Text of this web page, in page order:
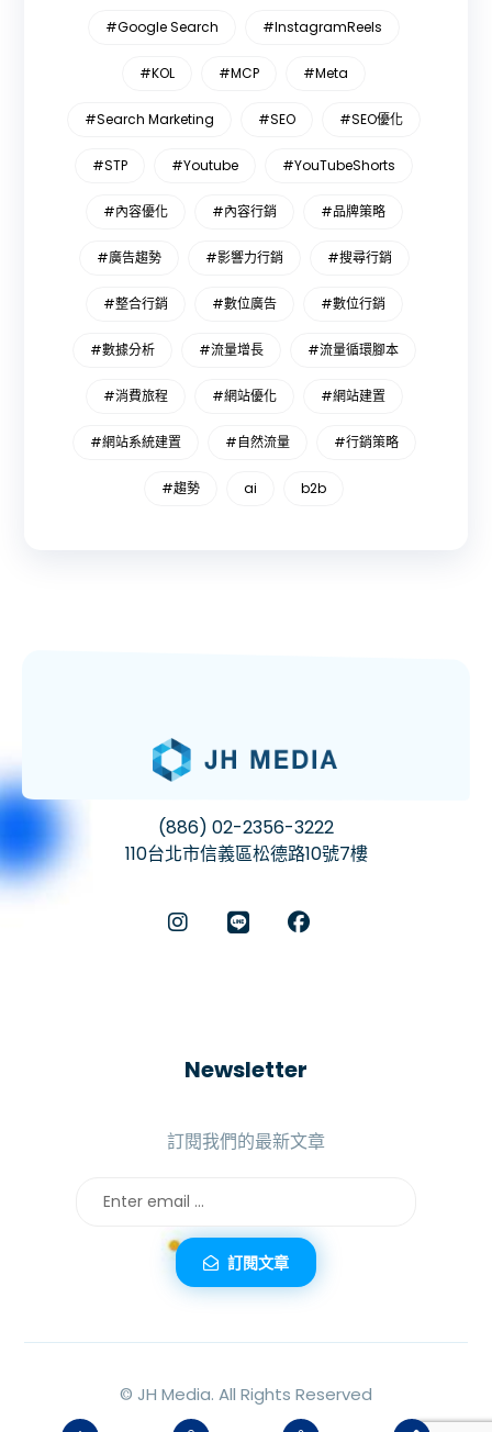
#Google Search #InstagramReels
#KOL #MCP #Meta
#Search Marketing #SEO #SEO優化
#STP #Youtube #YouTubeShorts
#內容優化 #內容行銷 #品牌策略
#廣告趨勢 #影響力行銷 #搜尋行銷
#整合行銷 #數位廣告 #數位行銷
#數據分析 #流量增長 #流量循環腳本
#消費旅程 #網站優化 #網站建置
#網站系統建置 #自然流量 #行銷策略
#趨勢 ai b2b
(886) 02-2356-3222
110台北市信義區松德路10號7樓
Newsletter
訂閱我們的最新文章
訂閱文章
© JH Media. All Rights Reserved